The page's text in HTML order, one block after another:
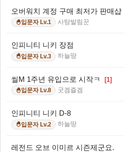
오버워치 계정 구매 최저가 판매샵
🐣입문자 Lv.1 사탕발림꾼
인피니티 니키 장점
🐣입문자 Lv.3 하늘땅
씰M 1주년 유입으로 시작ㅋ [1]
🐣입문자 Lv.8 굿겜즐겜
인피니티 니키 D-8
🐣입문자 Lv.2 하늘땅
레전드 오브 이미르 시즌제군요.